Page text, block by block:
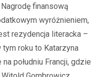
finansową
wyróżnieniem,
rezydencja literacka –
roku to Katarzyna
południu Francji, gdzie